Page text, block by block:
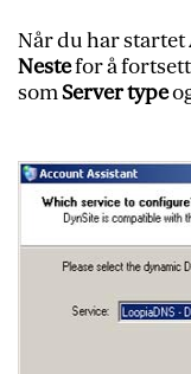
Når du har startet
Nestefor å
somServer type